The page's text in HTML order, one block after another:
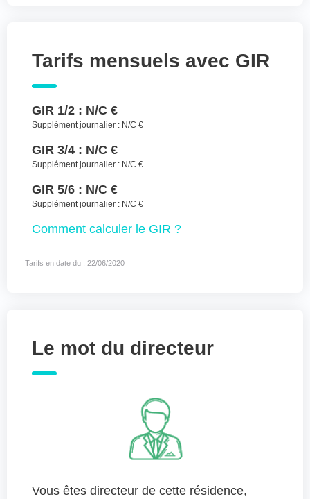
PNG, PDF, JPEG, TAILLE MAX. DES FICHIERS :
100 MB.
J'accepte les CGU (https://www.preprod-
ehpad-trikaya.fr/politique-de-
confidentialite/)*
ENVOYER
Tarifs mensuels avec GIR
GIR 1/2 : N/C €
Supplément journalier : N/C €
GIR 3/4 : N/C €
Supplément journalier : N/C €
GIR 5/6 : N/C €
Supplément journalier : N/C €
Comment calculer le GIR ?
Tarifs en date du : 22/06/2020
Le mot du directeur
Vous êtes directeur de cette résidence,